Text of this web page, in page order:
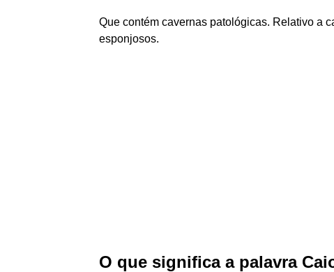
Que contém cavernas patológicas. Relativo a
esponjosos.
O que significa a palavra